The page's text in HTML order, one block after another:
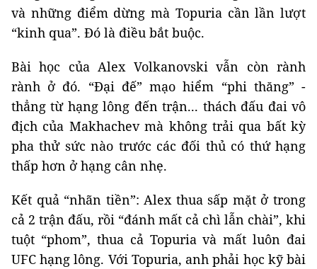
và những điểm dừng mà Topuria cần lần lượt
“kinh qua”. Đó là điều bắt buộc.
Bài học của Alex Volkanovski vẫn còn rành
rành ở đó. “Đại đế” mạo hiểm “phi thăng” -
thẳng từ hạng lông đến trận... thách đấu đai vô
địch của Makhachev mà không trải qua bất kỳ
pha thử sức nào trước các đối thủ có thứ hạng
thấp hơn ở hạng cân nhẹ.
Kết quả “nhãn tiền”: Alex thua sấp mặt ở trong
cả 2 trận đấu, rồi “đánh mất cả chì lẫn chài”, khi
tuột “phom”, thua cả Topuria và mất luôn đai
UFC hạng lông. Với Topuria, anh phải học kỹ bài